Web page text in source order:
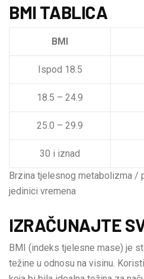
BMI TABLICA
BMI
Ispod 18.5
18.5 – 24.9
25.0 – 29.9
30 i iznad
Brzina tjelesnog metabolizma /
jedinici vremena
IZRAČUNAJTE
BMI (indeks tjelesne mase) je
težine u odnosu na visinu.